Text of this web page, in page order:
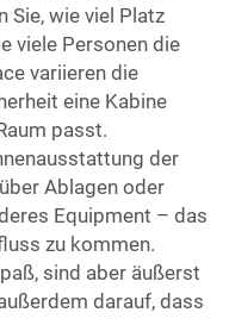
Sie, wie viel Platz
viele Personen die
variieren die
eine Kabine
passt.
der
Ablagen oder
Equipment – das
zu kommen.
sind aber äußerst
darauf, dass